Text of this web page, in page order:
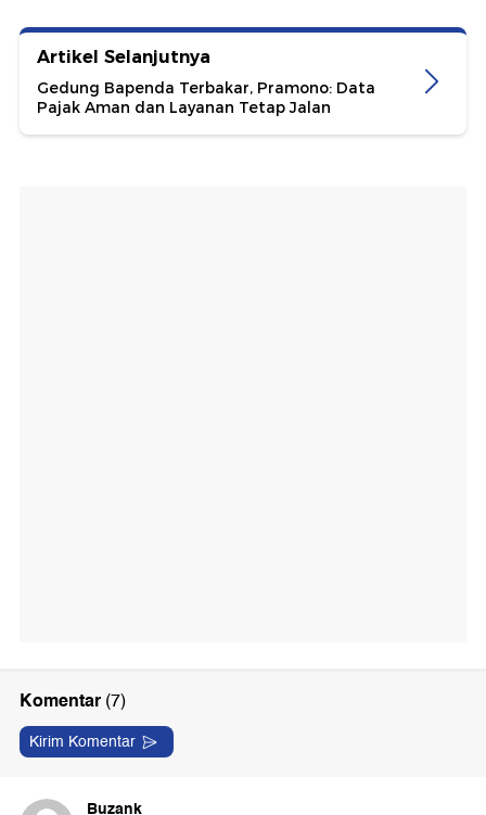
Artikel Selanjutnya
Gedung Bapenda Terbakar, Pramono: Data
Pajak Aman dan Layanan Tetap Jalan